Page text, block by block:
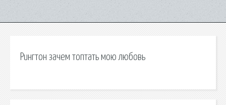
Рингтон зачем топтать мою любовь